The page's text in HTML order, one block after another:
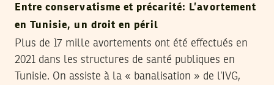
Entre conservatisme et précarité: L’avortement
en Tunisie, un droit en péril
Plus de 17 mille avortements ont été effectués en
2021 dans les structures de santé publiques en
Tunisie. On assiste à la « banalisation » de l’IVG,